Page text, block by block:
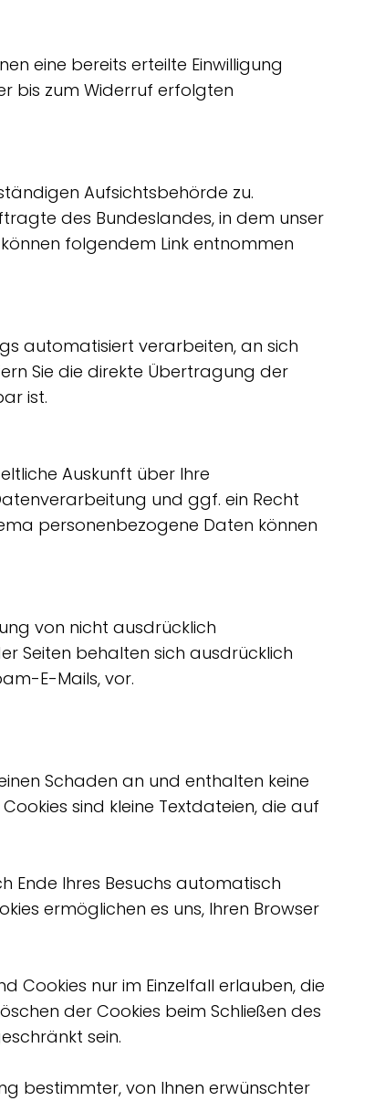
eine bereits erteilte Einwilligung
bis zum Widerruf erfolgten
Aufsichtsbehörde zu.
des Bundeslandes, in dem unser
folgendem Link entnommen
automatisiert verarbeiten, an sich
Sie die direkte Übertragung der
ist.
Auskunft über Ihre
und ggf. ein Recht
personenbezogene Daten können
von nicht ausdrücklich
Seiten behalten sich ausdrücklich
E-Mails, vor.
Schaden an und enthalten keine
sind kleine Textdateien, die auf
Ende Ihres Besuchs automatisch
ermöglichen es uns, Ihren Browser
Cookies nur im Einzelfall erlauben, die
der Cookies beim Schließen des
sein.
bestimmter, von Ihnen erwünschter